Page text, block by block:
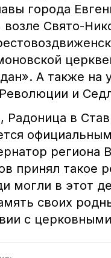
города
Свято-
А также на
и
Радоница в
региона
принял такое
могли в этот
своих
с